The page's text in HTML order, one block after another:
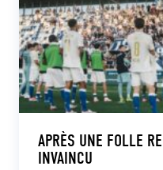
APRÈS UNE FOLLE
INVAINCU